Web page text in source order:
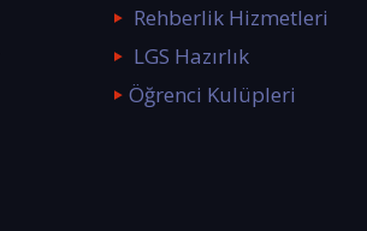
Rehberlik Hizmetleri
LGS Hazırlık
Öğrenci Kulüpleri